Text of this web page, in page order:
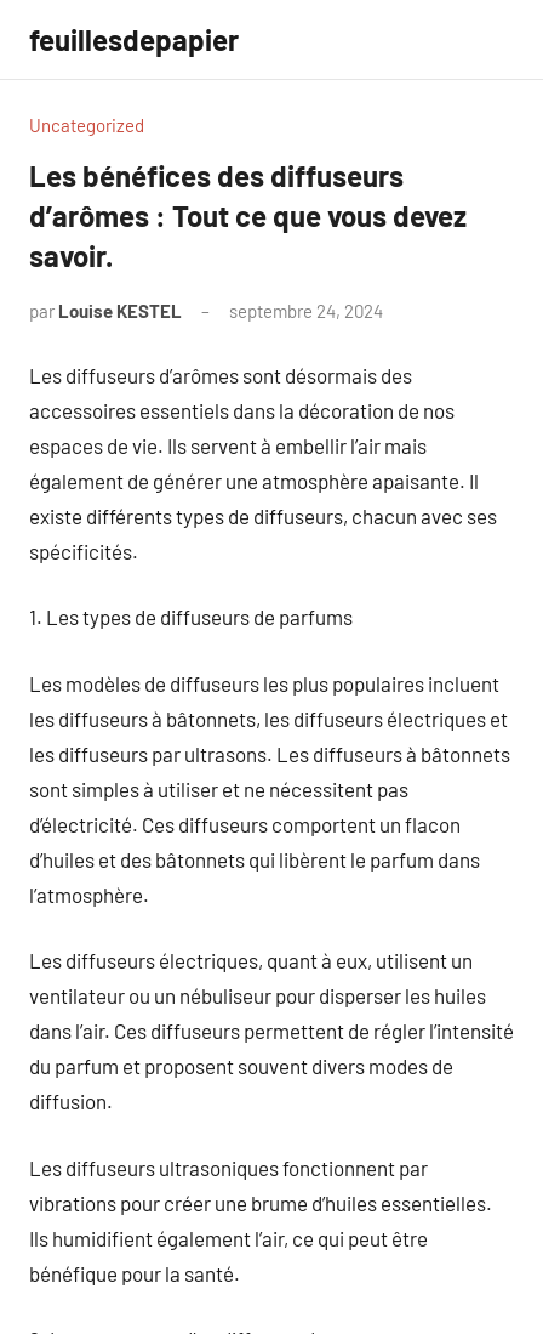
contenu
feuillesdepapier
Uncategorized
Les bénéfices des diffuseurs
d’arômes : Tout ce que vous devez
savoir.
par Louise KESTEL septembre 24, 2024
Les diffuseurs d’arômes sont désormais des
accessoires essentiels dans la décoration de nos
espaces de vie. Ils servent à embellir l’air mais
également de générer une atmosphère apaisante. Il
existe différents types de diffuseurs, chacun avec ses
spécificités.
1. Les types de diffuseurs de parfums
Les modèles de diffuseurs les plus populaires incluent
les diffuseurs à bâtonnets, les diffuseurs électriques et
les diffuseurs par ultrasons. Les diffuseurs à bâtonnets
sont simples à utiliser et ne nécessitent pas
d’électricité. Ces diffuseurs comportent un flacon
d’huiles et des bâtonnets qui libèrent le parfum dans
l’atmosphère.
Les diffuseurs électriques, quant à eux, utilisent un
ventilateur ou un nébuliseur pour disperser les huiles
dans l’air. Ces diffuseurs permettent de régler l’intensité
du parfum et proposent souvent divers modes de
diffusion.
Les diffuseurs ultrasoniques fonctionnent par
vibrations pour créer une brume d’huiles essentielles.
Ils humidifient également l’air, ce qui peut être
bénéfique pour la santé.